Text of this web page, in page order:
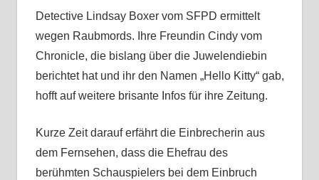
Detective Lindsay Boxer vom SFPD ermittelt
wegen Raubmords. Ihre Freundin Cindy vom
Chronicle, die bislang über die Juwelendiebin
berichtet hat und ihr den Namen „Hello Kitty“ gab,
hofft auf weitere brisante Infos für ihre Zeitung.
Kurze Zeit darauf erfährt die Einbrecherin aus
dem Fernsehen, dass die Ehefrau des
berühmten Schauspielers bei dem Einbruch